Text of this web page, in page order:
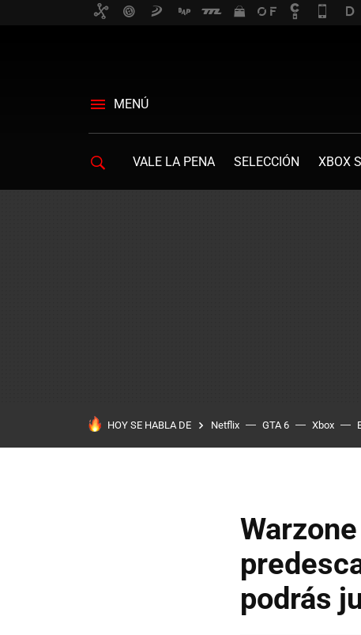
MENÚ
VALE LA PENA SELECCIÓN XBOX
HOY SE HABLA DE Netflix GTA 6 Xbox
podrás